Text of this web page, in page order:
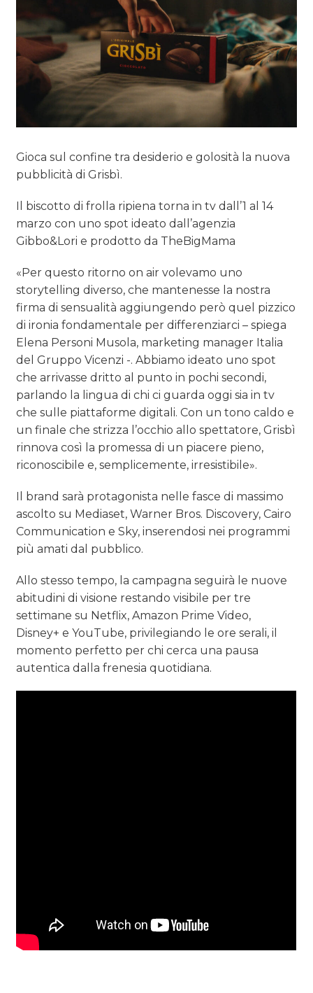
Gioca sul confine tra desiderio e golosità la nuova
pubblicità di Grisbì.
Il biscotto di frolla ripiena torna in tv dall’1 al 14
marzo con uno spot ideato dall’agenzia
Gibbo&Lori e prodotto da TheBigMama
«Per questo ritorno on air volevamo uno
storytelling diverso, che mantenesse la nostra
firma di sensualità aggiungendo però quel pizzico
di ironia fondamentale per differenziarci – spiega
Elena Personi Musola, marketing manager Italia
del Gruppo Vicenzi -. Abbiamo ideato uno spot
che arrivasse dritto al punto in pochi secondi,
parlando la lingua di chi ci guarda oggi sia in tv
che sulle piattaforme digitali. Con un tono caldo e
un finale che strizza l’occhio allo spettatore, Grisbì
rinnova così la promessa di un piacere pieno,
riconoscibile e, semplicemente, irresistibile».
Il brand sarà protagonista nelle fasce di massimo
ascolto su Mediaset, Warner Bros. Discovery, Cairo
Communication e Sky, inserendosi nei programmi
più amati dal pubblico.
Allo stesso tempo, la campagna seguirà le nuove
abitudini di visione restando visibile per tre
settimane su Netflix, Amazon Prime Video,
Disney+ e YouTube, privilegiando le ore serali, il
momento perfetto per chi cerca una pausa
autentica dalla frenesia quotidiana.